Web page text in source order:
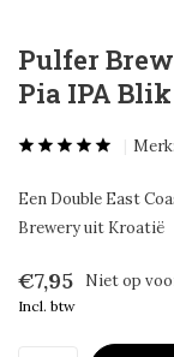
Pulfer
Pia IPA Blik
Merk:
Een Double East
Brewery uit Kroatië
€7,95 Niet op
Incl. btw